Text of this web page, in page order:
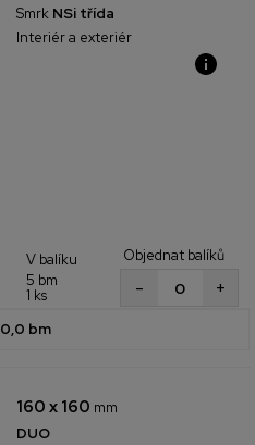
Smrk NSi třída
Interiér a exteriér
V balíku
5 bm
1 ks
Objednat balíků
+
-
0,0 bm
160 x 160 mm
DUO